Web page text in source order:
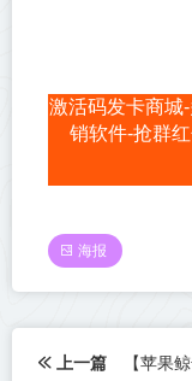
激活码发卡商城
销软件-抢群
海报
上一篇 【苹果